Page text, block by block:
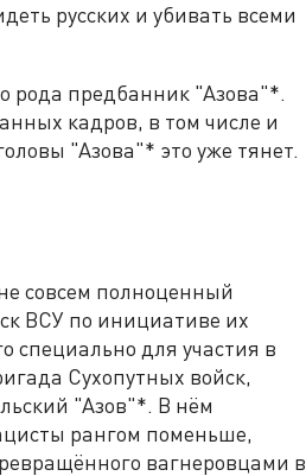
русских и убивать всеми
рода предбанник "Азова"*.
кадров, в том числе и
"Азова"* это уже тянет.
совсем полноценный
ВСУ по инициативе их
специально для участия в
Сухопутных войск,
"Азов"*. В нём
рангом поменьше,
вагнеровцами в